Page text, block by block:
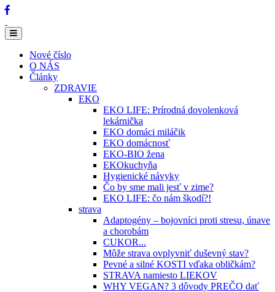
Nové číslo
O NÁS
Články
ZDRAVIE
EKO
EKO LIFE: Prírodná dovolenková
lekárnička
EKO domáci miláčik
EKO domácnosť
EKO-BIO žena
EKOkuchyňa
Hygienické návyky
Čo by sme mali jesť v zime?
EKO LIFE: čo nám škodí?!
strava
Adaptogény – bojovníci proti stresu, únave
a chorobám
CUKOR...
Môže strava ovplyvniť duševný stav?
Pevné a silné KOSTI vďaka obličkám?
STRAVA namiesto LIEKOV
WHY VEGAN? 3 dôvody PREČO dať